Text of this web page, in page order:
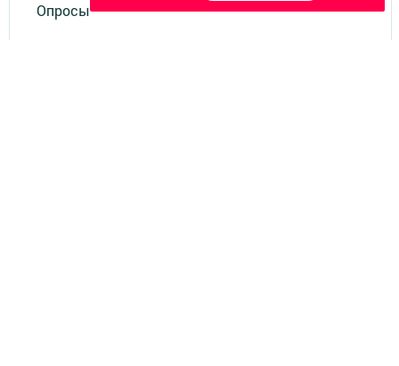
Опросы